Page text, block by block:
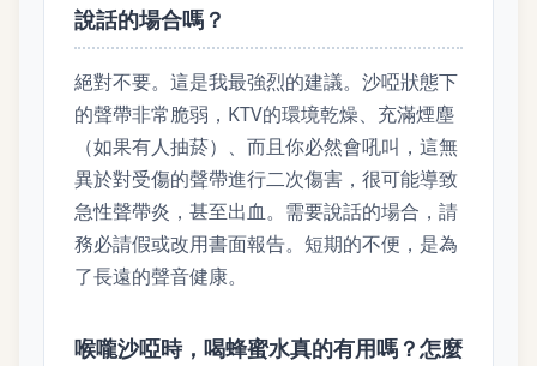
說話的場合嗎？
絕對不要。這是我最強烈的建議。沙啞狀態下
的聲帶非常脆弱，KTV的環境乾燥、充滿煙塵
（如果有人抽菸）、而且你必然會吼叫，這無
異於對受傷的聲帶進行二次傷害，很可能導致
急性聲帶炎，甚至出血。需要說話的場合，請
務必請假或改用書面報告。短期的不便，是為
了長遠的聲音健康。
喉嚨沙啞時，喝蜂蜜水真的有用嗎？怎麼